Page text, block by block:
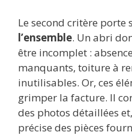
Le second critère porte
l’ensemble. Un abri
être incomplet :
manquants, toiture à
inutilisables. Or, ces
grimper la facture. Il
des photos détaillées
précise des pièces